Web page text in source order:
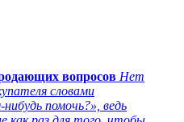
вопросов Нет
словами
помочь?», ведь